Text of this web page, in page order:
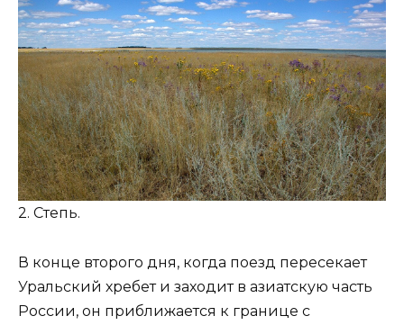
2. Степь.
В конце второго дня, когда поезд пересекает
Уральский хребет и заходит в азиатскую часть
России, он приближается к границе с